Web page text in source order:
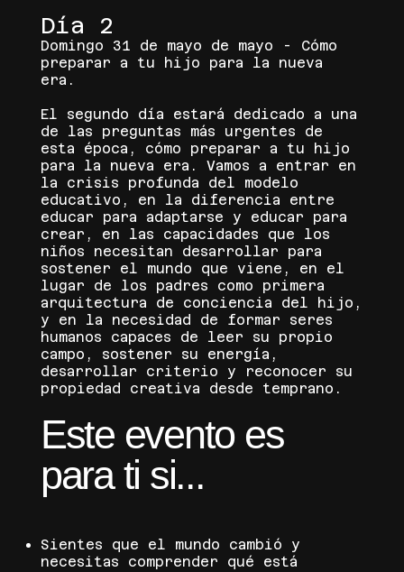
Día 2
Domingo 31 de mayo de mayo - Cómo
preparar a tu hijo para la nueva
era.
El segundo día estará dedicado a una
de las preguntas más urgentes de
esta época, cómo preparar a tu hijo
para la nueva era. Vamos a entrar en
la crisis profunda del modelo
educativo, en la diferencia entre
educar para adaptarse y educar para
crear, en las capacidades que los
niños necesitan desarrollar para
sostener el mundo que viene, en el
lugar de los padres como primera
arquitectura de conciencia del hijo,
y en la necesidad de formar seres
humanos capaces de leer su propio
campo, sostener su energía,
desarrollar criterio y reconocer su
propiedad creativa desde temprano.
Este evento es
para ti si...
Sientes que el mundo cambió y
necesitas comprender qué está